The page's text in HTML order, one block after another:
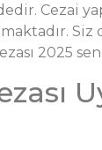
Cezai
2025